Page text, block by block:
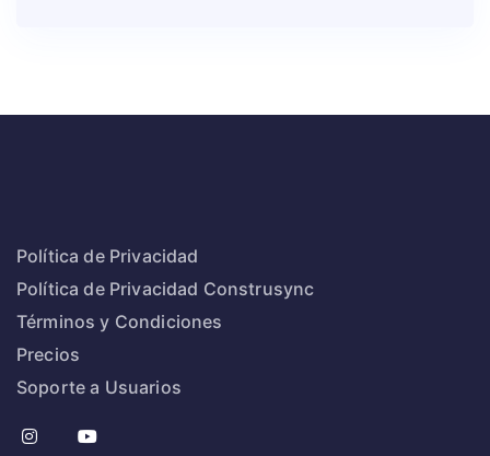
Política de Privacidad
Política de Privacidad Construsync
Términos y Condiciones
Precios
Soporte a Usuarios